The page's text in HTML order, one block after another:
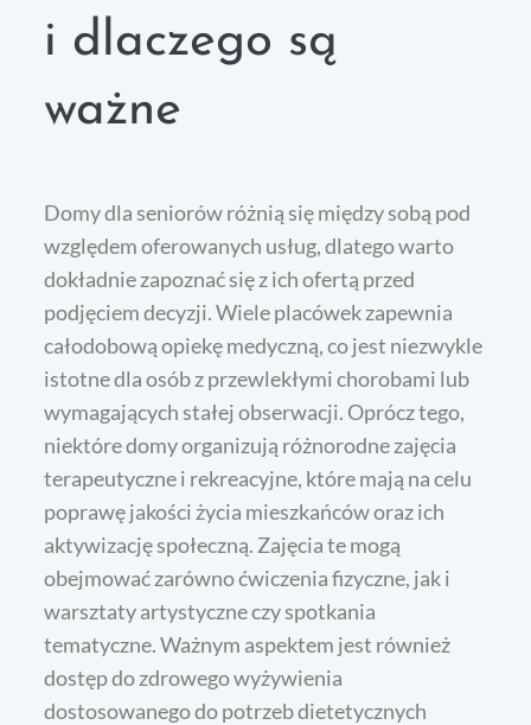
i dlaczego są
ważne
Domy dla seniorów różnią się między sobą pod
względem oferowanych usług, dlatego warto
dokładnie zapoznać się z ich ofertą przed
podjęciem decyzji. Wiele placówek zapewnia
całodobową opiekę medyczną, co jest niezwykle
istotne dla osób z przewlekłymi chorobami lub
wymagających stałej obserwacji. Oprócz tego,
niektóre domy organizują różnorodne zajęcia
terapeutyczne i rekreacyjne, które mają na celu
poprawę jakości życia mieszkańców oraz ich
aktywizację społeczną. Zajęcia te mogą
obejmować zarówno ćwiczenia fizyczne, jak i
warsztaty artystyczne czy spotkania
tematyczne. Ważnym aspektem jest również
dostęp do zdrowego wyżywienia
dostosowanego do potrzeb dietetycznych